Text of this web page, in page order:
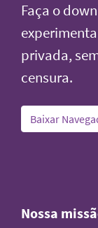
Faça o
privada,
censura.
Baixar
Nossa